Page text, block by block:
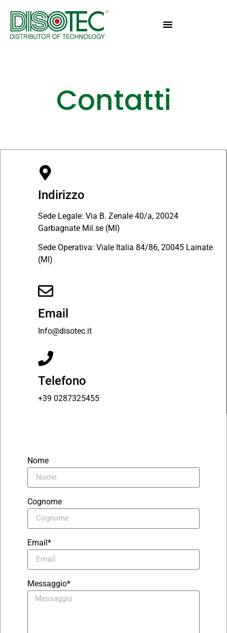
Contatti
Indirizzo
Sede Legale: Via B. Zenale 40/a, 20024
Garbagnate Mil.se (MI)
Sede Operativa: Viale Italia 84/86, 20045 Lainate
(MI)
Email
Info@disotec.it
Telefono
+39 0287325455
Nome
Cognome
Email*
Messaggio*